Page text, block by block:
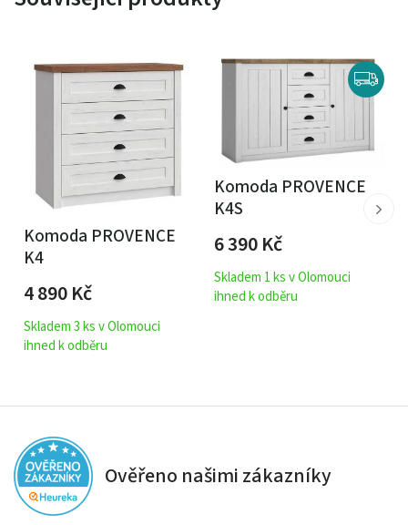
Komoda PROVENCE
K4
4 890Kč
Skladem 3 ks v Olomouci
ihned k odběru
Komoda PROVENCE
K4S
6 390Kč
Skladem 1 ks v Olomouci
ihned k odběru
Ověřeno našimi zákazníky